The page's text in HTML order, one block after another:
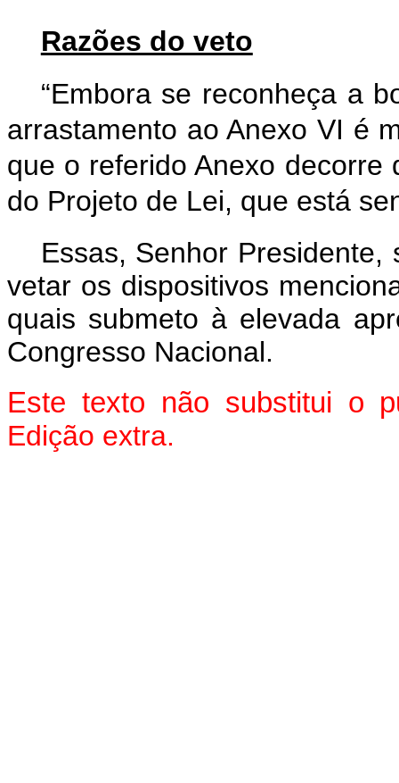
Razões do veto
“Embora se reconheça a
arrastamento ao Anexo VI é
que o referido Anexo decorre
do Projeto de Lei, que está
Essas, Senhor
vetar os dispositivos
quais submeto à elevada
Congresso Nacional.
Este texto não substitui o
Edição extra.